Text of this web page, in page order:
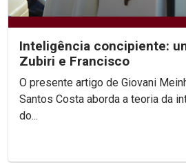
Inteligência concipiente:
Zubiri e Francisco
O presente artigo de Giovani
Santos Costa aborda a teoria da
do...